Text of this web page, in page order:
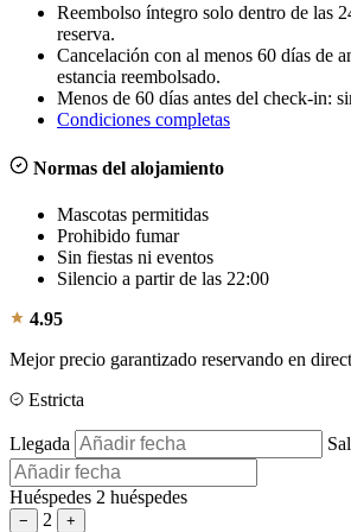
Reembolso íntegro solo dentro de las
reserva.
Cancelación con al menos 60 días de
estancia reembolsado.
Menos de 60 días antes del check-in:
Condiciones completas
Normas del alojamiento
Mascotas permitidas
Prohibido fumar
Sin fiestas ni eventos
Silencio a partir de las 22:00
4.95
Mejor precio garantizado reservando en
Estricta
Llegada
Huéspedes 2 huéspedes
− 2 +